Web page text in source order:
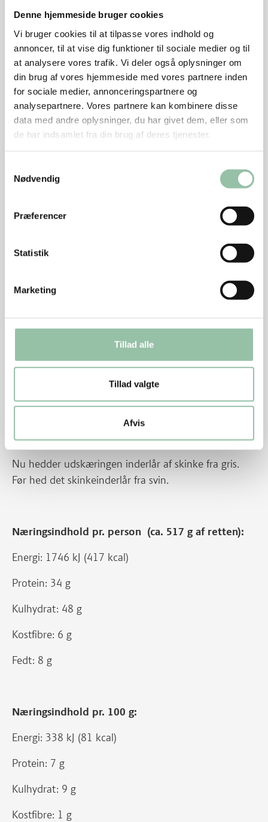
Denne hjemmeside bruger cookies
Vi bruger cookies til at tilpasse vores indhold og
annoncer, til at vise dig funktioner til sociale medier og til
at analysere vores trafik. Vi deler også oplysninger om
din brug af vores hjemmeside med vores partnere inden
for sociale medier, annonceringspartnere og
analysepartnere. Vores partnere kan kombinere disse
data med andre oplysninger, du har givet dem, eller som
de har indsamlet fra din brug af deres tjenester.
Nødvendig
Præferencer
Statistik
Marketing
Tillad alle
Tillad valgte
Afvis
Skær porre i meget tynde skrå skiver.
Skær ærter i skrå skiver. Skær chilien igennem på
langs, fjern kerner og mellemvægge og hak chilien
fint.
Rør dressingen sammen og smag den til med salt
og peber.
Anretning
Vend nudler, wokstrimler og grøntsager sammen
korianderblade.
Tips
velegnet til at tage med til frokost.
minutstrimler.
En rest stegt kød kan skæres i tynde strimler og
vendes i oystersauce og bruges i salaten i stedet
Oystersauce fås på flaske i velassorterede
supermarkeder - står i nærheden af sojasauce.
Grøntsagerne kan varieres efter smag og sæson.
Energifordeling
Nu hedder udskæringen inderlår af skinke fra gris.
Før hed det skinkeinderlår fra svin.
Næringsindhold pr. person (ca. 517 g af retten):
Energi: 1746 kJ (417 kcal)
Protein: 34 g
Kulhydrat: 48 g
Kostfibre: 6 g
Fedt: 8 g
Næringsindhold pr. 100 g:
Energi: 338 kJ (81 kcal)
Protein: 7 g
Kulhydrat: 9 g
Kostfibre: 1 g